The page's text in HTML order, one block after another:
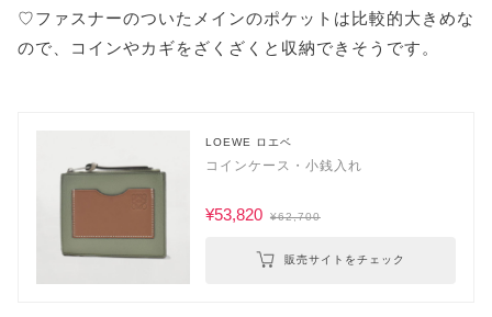
♡ファスナーのついたメインのポケットは比較的大きめな
ので、コインやカギをざくざくと収納できそうです。
LOEWE ロエベ
コインケース・小銭入れ
¥53,820 ¥62,700
販売サイトをチェック